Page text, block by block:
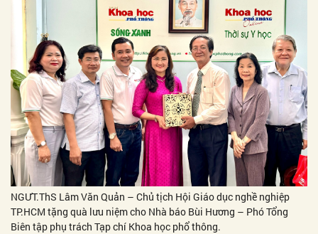
NGƯT.ThS Lâm Văn Quản – Chủ tịch Hội Giáo dục nghề nghiệp
TP.HCM tặng quà lưu niệm cho Nhà báo Bùi Hương – Phó Tổng
Biên tập phụ trách Tạp chí Khoa học phổ thông.